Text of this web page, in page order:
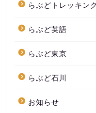
らぶどトレッキン
らぶど英語
らぶど東京
らぶど石川
お知らせ